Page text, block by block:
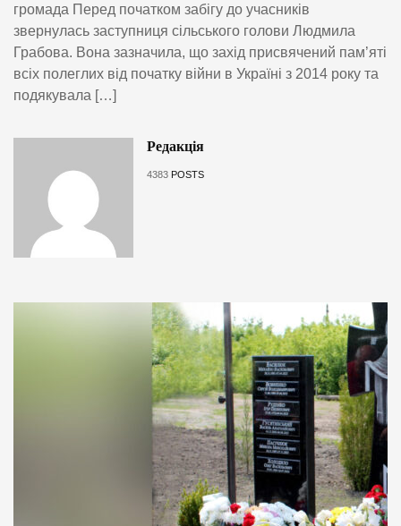
громада Перед початком забігу до учасників
звернулась заступниця сільського голови Людмила
Грабова. Вона зазначила, що захід присвячений пам’яті
всіх полеглих від початку війни в Україні з 2014 року та
подякувала […]
Редакція
4383 POSTS